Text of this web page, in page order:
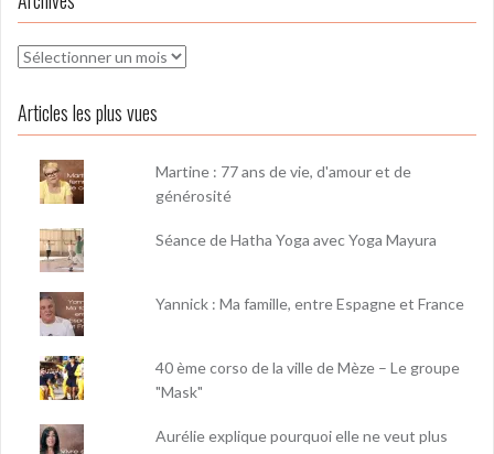
Archives
Articles les plus vues
Martine : 77 ans de vie, d'amour et de
générosité
Séance de Hatha Yoga avec Yoga Mayura
Yannick : Ma famille, entre Espagne et France
40 ème corso de la ville de Mèze – Le groupe
"Mask"
Aurélie explique pourquoi elle ne veut plus